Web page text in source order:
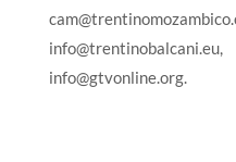
info@trentinobalcani.eu,
info@gtvonline.org.